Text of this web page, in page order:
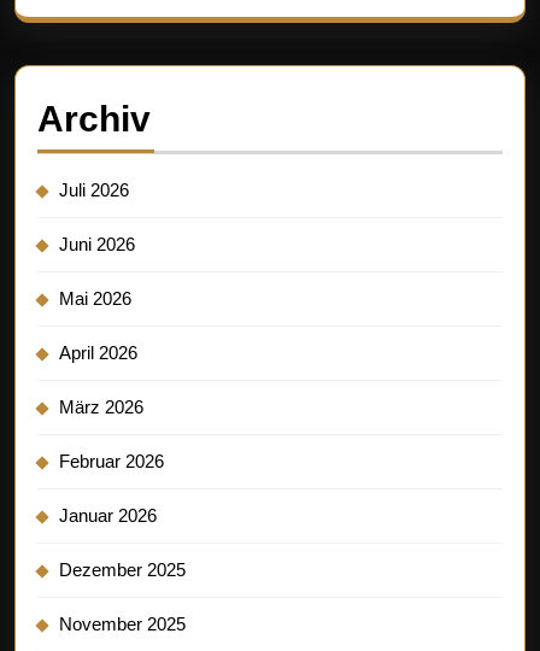
Archiv
Juli 2026
Juni 2026
Mai 2026
April 2026
März 2026
Februar 2026
Januar 2026
Dezember 2025
November 2025